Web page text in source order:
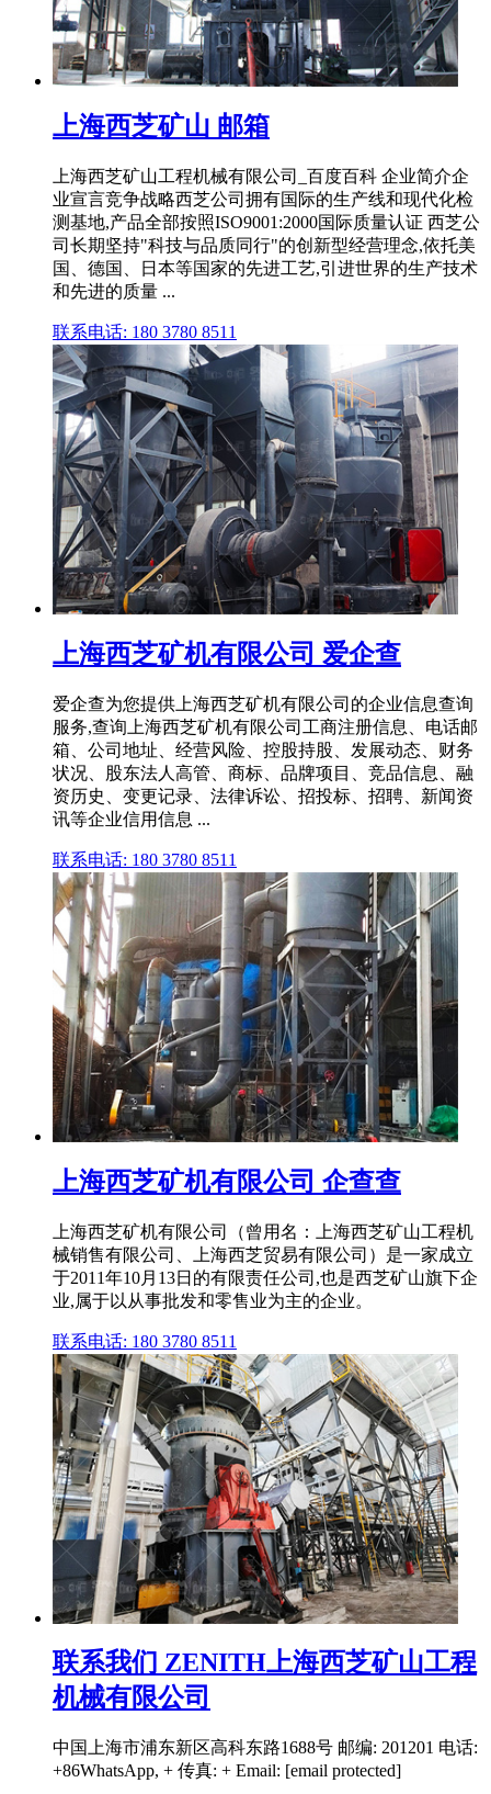
上海西芝矿山 邮箱
上海西芝矿山工程机械有限公司_百度百科 企业简介企
业宣言竞争战略西芝公司拥有国际的生产线和现代化检
测基地,产品全部按照ISO9001:2000国际质量认证 西芝公
司长期坚持"科技与品质同行"的创新型经营理念,依托美
国、德国、日本等国家的先进工艺,引进世界的生产技术
和先进的质量 ...
联系电话: 180 3780 8511
上海西芝矿机有限公司 爱企查
爱企查为您提供上海西芝矿机有限公司的企业信息查询
服务,查询上海西芝矿机有限公司工商注册信息、电话邮
箱、公司地址、经营风险、控股持股、发展动态、财务
状况、股东法人高管、商标、品牌项目、竞品信息、融
资历史、变更记录、法律诉讼、招投标、招聘、新闻资
讯等企业信用信息 ...
联系电话: 180 3780 8511
上海西芝矿机有限公司 企查查
上海西芝矿机有限公司（曾用名：上海西芝矿山工程机
械销售有限公司、上海西芝贸易有限公司）是⼀家成⽴
于2011年10月13日的有限责任公司,也是西芝矿山旗下企
业,属于以从事批发和零售业为主的企业。
联系电话: 180 3780 8511
联系我们 ZENITH上海西芝矿山工程
机械有限公司
中国上海市浦东新区高科东路1688号 邮编: 201201 电话:
+86WhatsApp, + 传真: + Email: [email protected]